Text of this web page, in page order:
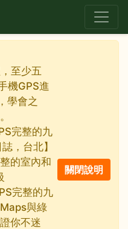
至少五
機GPS進
學會之
完整的九
，台北】
的室內和
完整的九
與綠
你不迷